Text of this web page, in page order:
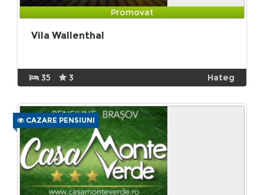
Promovat
Vila Wallenthal
35 3 Hateg
CAZARE PENSIUNI